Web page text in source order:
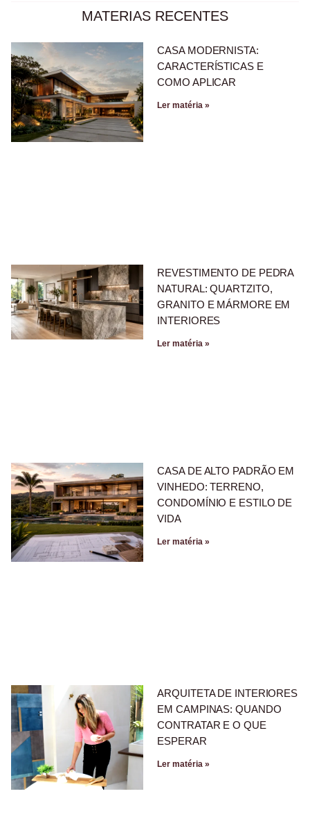
MATERIAS RECENTES
CASA MODERNISTA:
CARACTERÍSTICAS E
COMO APLICAR
Ler matéria »
REVESTIMENTO DE PEDRA
NATURAL: QUARTZITO,
GRANITO E MÁRMORE EM
INTERIORES
Ler matéria »
CASA DE ALTO PADRÃO EM
VINHEDO: TERRENO,
CONDOMÍNIO E ESTILO DE
VIDA
Ler matéria »
ARQUITETA DE INTERIORES
EM CAMPINAS: QUANDO
CONTRATAR E O QUE
ESPERAR
Ler matéria »